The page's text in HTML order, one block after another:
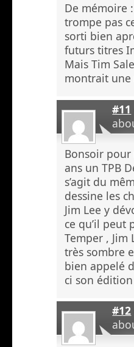
De mémoire
trompe pas
sorti bien
futurs titres
Mais Tim
montrait une
#11
Bonsoir pour
ans un TPB
s’agit du
dessine les
Jim Lee y
ce qu’il peut
Temper , Jim
très sombre
bien appelé
ci son
#12